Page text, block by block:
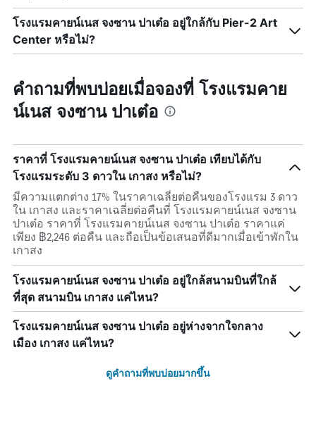
โรงแรมคายน์เนส จงซาน ปาเต๋อ อยู่ใกล้กับ Pier-2 Art
Center หรือไม่?
คำถามที่พบบ่อยเมื่อจองที่ โรงแรมคาย
น์เนส จงซาน ปาเต๋อ
ราคาที่ โรงแรมคายน์เนส จงซาน ปาเต๋อ เทียบได้กับ
โรงแรมระดับ 3 ดาวใน เกาสง หรือไม่?
มีความแตกต่าง 17% ในราคาเฉลี่ยต่อคืนของโรงแรม 3 ดาว
ใน เกาสง และราคาเฉลี่ยต่อคืนที่ โรงแรมคายน์เนส จงซาน
ปาเต๋อ ราคาที่ โรงแรมคายน์เนส จงซาน ปาเต๋อ ราคาแค่
เพียง ฿2,246 ต่อคืน และถือเป็นข้อเสนอที่ดีมากเมื่อเข้าพักใน
เกาสง
โรงแรมคายน์เนส จงซาน ปาเต๋อ อยู่ใกล้สนามบินที่ใกล้
ที่สุด สนามบิน เกาสง แค่ไหน?
โรงแรมคายน์เนส จงซาน ปาเต๋อ อยู่ห่างจากใจกลาง
เมือง เกาสง แค่ไหน?
ดูคำถามที่พบบ่อยมากขึ้น